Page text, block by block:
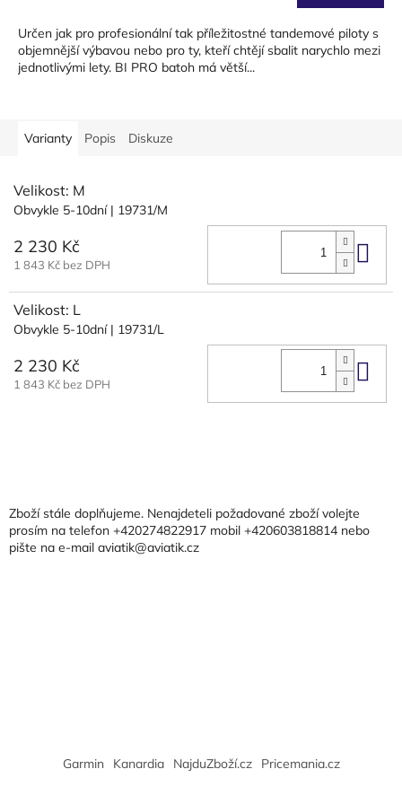
Určen jak pro profesionální tak příležitostné tandemové piloty s
objemnější výbavou nebo pro ty, kteří chtějí sbalit narychlo mezi
jednotlivými lety. BI PRO batoh má větší...
Varianty Popis Diskuze
Velikost: M
Obvykle 5-10dní | 19731/M
2 230 Kč
1 843 Kč bez DPH Do
Velikost: L
Obvykle 5-10dní | 19731/L
2 230 Kč
1 843 Kč bez DPH Do
aZboží stále doplňujeme. Nenajdeteli požadované zboží volejte
prosím na telefon +420274822917 mobil +420603818814 nebo
pište na e-mail aviatik@aviatik.cz
Garmin Kanardia NajduZboží.cz Pricemania.cz